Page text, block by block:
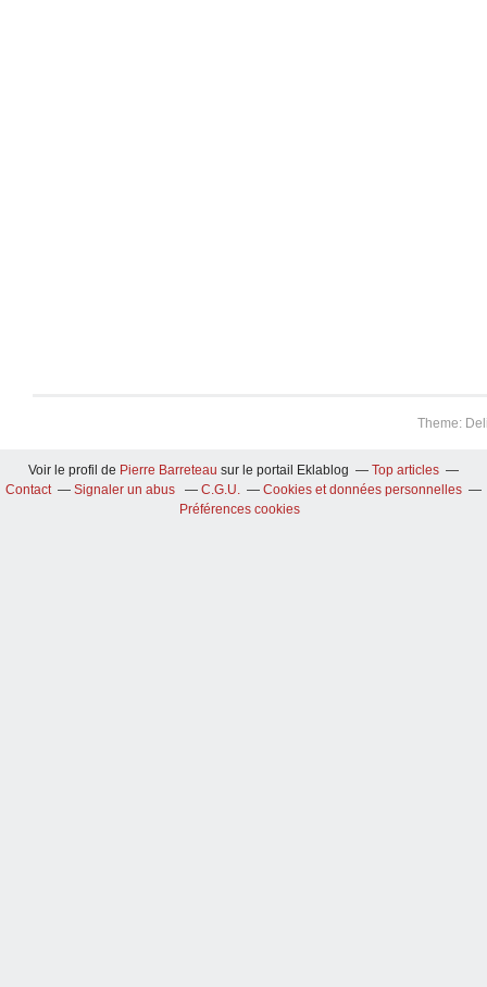
Theme:
Voir le profil de Pierre Barreteau sur le portail Eklablog
Top articles
Contact
Signaler un abus C.G.U.
Cookies et données personnelles
Préférences cookies